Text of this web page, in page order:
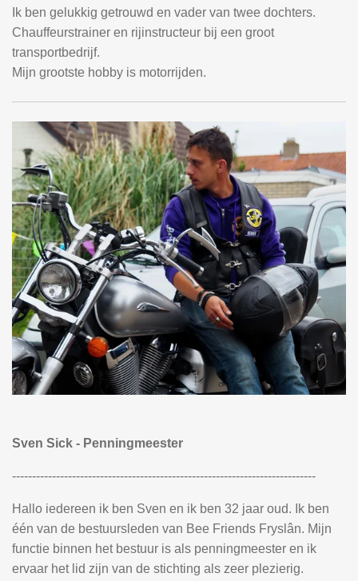
Ik ben gelukkig getrouwd en vader van twee dochters.
Chauffeurstrainer en rijinstructeur bij een groot
transportbedrijf.
Mijn grootste hobby is motorrijden.
Sven Sick - Penningmeester
----------------------------------------------------------------------------
Hallo iedereen ik ben Sven en ik ben 32 jaar oud. Ik ben
één van de bestuursleden van Bee Friends Fryslân. Mijn
functie binnen het bestuur is als penningmeester en ik
ervaar het lid zijn van de stichting als zeer plezierig.